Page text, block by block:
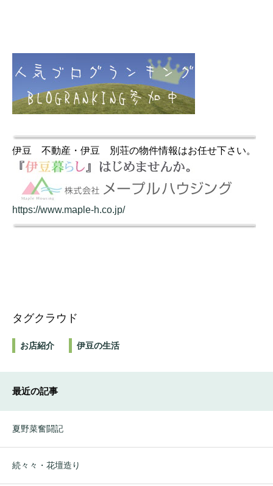
伊豆 不動産・伊豆 別荘の物件情報はお任せ下さい。
https://www.maple-h.co.jp/
タグクラウド
お店紹介 伊豆の生活
最近の記事
夏野菜奮闘記
続々々・花壇造り